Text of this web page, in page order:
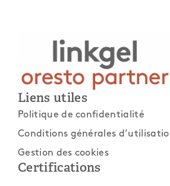
Liens utiles
Politique de confidentialité
Conditions générales
Gestion des cookies
Certifications